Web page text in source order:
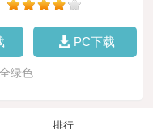
PC下载
绿色
排行